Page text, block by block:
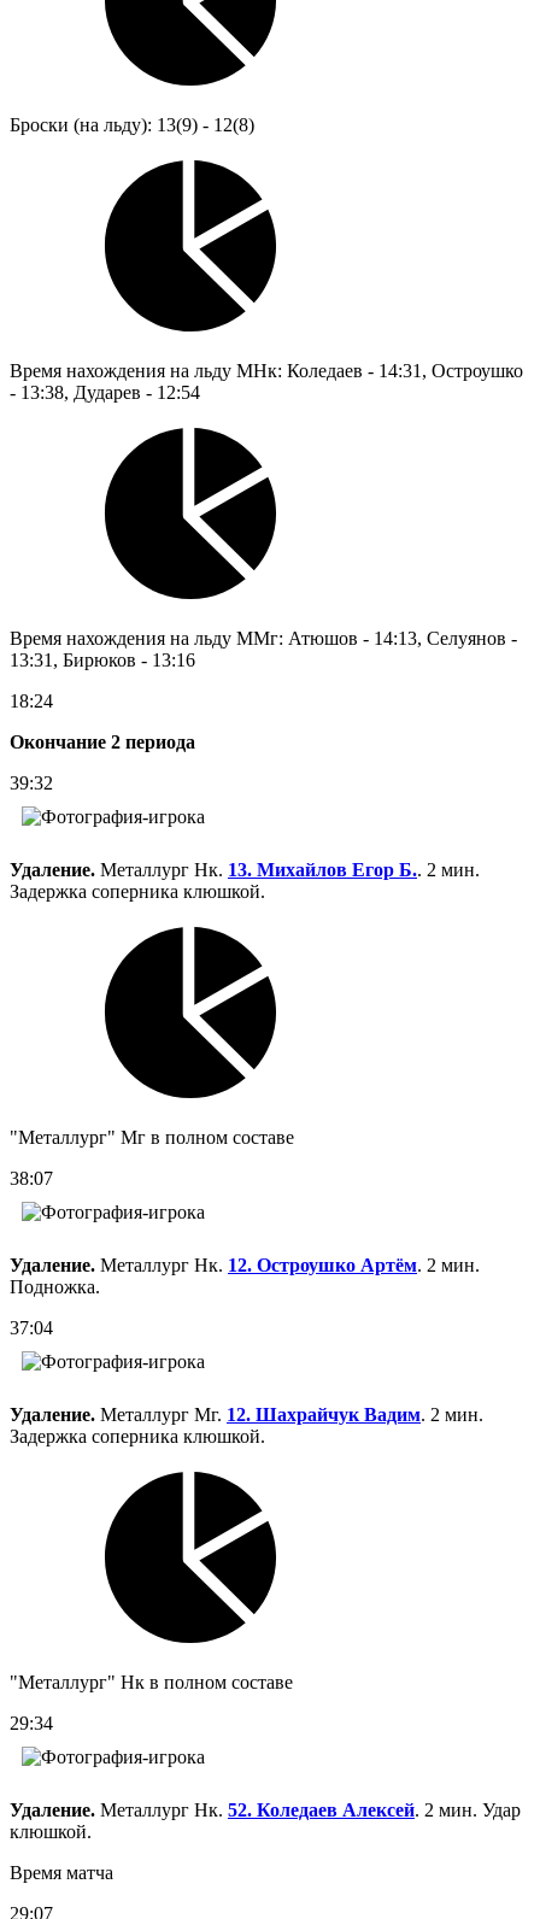
Броски (на льду): 13(9) - 12(8)
Время нахождения на льду МНк: Коледаев - 14:31, Остроушко
- 13:38, Дударев - 12:54
Время нахождения на льду ММг: Атюшов - 14:13, Селуянов -
13:31, Бирюков - 13:16
18:24
Окончание 2 периода
39:32
Удаление. Металлург Нк. 13. Михайлов Егор Б.. 2 мин.
Задержка соперника клюшкой.
"Металлург" Мг в полном составе
38:07
Удаление. Металлург Нк. 12. Остроушко Артём. 2 мин.
Подножка.
37:04
Удаление. Металлург Мг. 12. Шахрайчук Вадим. 2 мин.
Задержка соперника клюшкой.
"Металлург" Нк в полном составе
29:34
Удаление. Металлург Нк. 52. Коледаев Алексей. 2 мин. Удар
клюшкой.
Время матча
29:07